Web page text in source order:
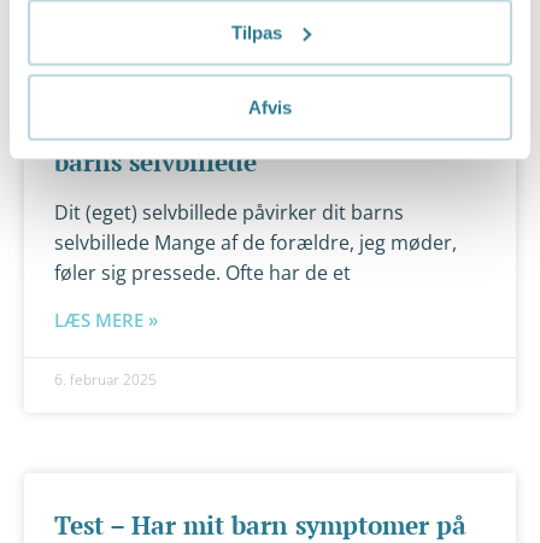
Tilpas
Afvis
Flere artikler
Dit (eget) selvbillede påvirker dit
barns selvbillede
Dit (eget) selvbillede påvirker dit barns
selvbillede Mange af de forældre, jeg møder,
føler sig pressede. Ofte har de et
LÆS MERE »
6. februar 2025
Test – Har mit barn symptomer på